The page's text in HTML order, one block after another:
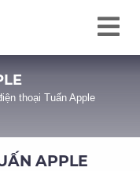
thoại Tuấn Apple
APPLE